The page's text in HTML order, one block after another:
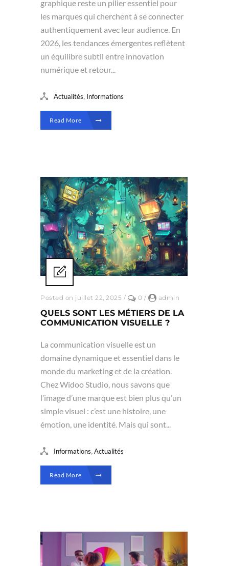
graphique reste un pilier essentiel pour
les marques qui cherchent à se connecter
authentiquement avec leur audience. En
2026, les tendances émergentes reflètent
un équilibre subtil entre innovation
numérique et retour...
Actualités, Informations
Read More
Posted on juillet 22, 2025 / 0 / admin
QUELS SONT LES MÉTIERS DE LA
COMMUNICATION VISUELLE ?
La communication visuelle est un
domaine dynamique et essentiel dans le
monde du marketing et de la création.
Chez Widoo Studio, nous savons que
l’image d’une marque est bien plus qu’un
simple visuel : c’est une histoire, une
émotion, une identité. Mais qui sont...
Informations Actualités
Read More